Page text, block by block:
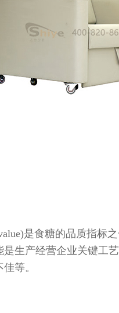
是食糖的品质指标
是生产经营企业关键工
等。